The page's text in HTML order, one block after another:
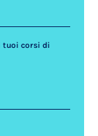
tuoi corsi di